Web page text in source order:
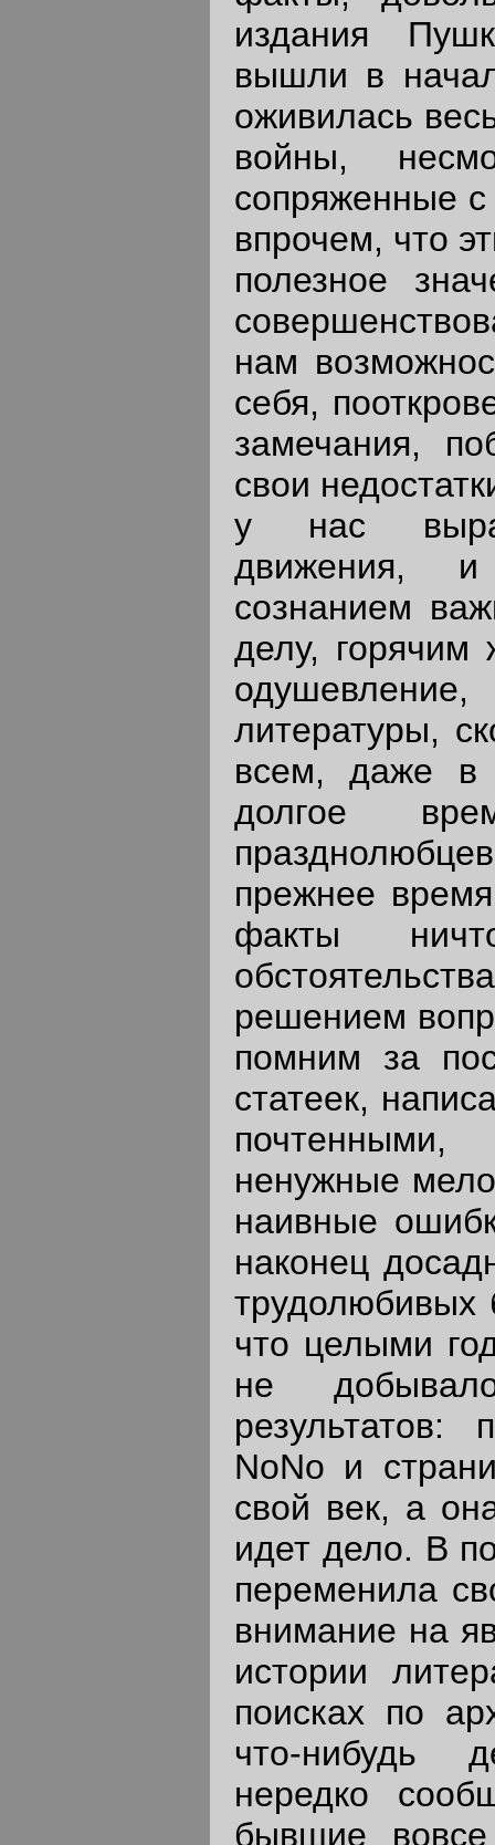
издания
вышли в
оживилась
войны,
сопряженные
впрочем, что
полезное
нам
себя,
замечания,
свои
у нас
движения,
сознанием
делу,
литературы,
всем, даже в
долгое
прежнее
факты
решением
помним за
статеек,
ненужные
наивные
наконец
трудолюбивых
что целыми
не
NoNo и
свой век, а
идет дело. В
переменила
внимание на
истории
поисках по
что-нибудь
нередко
бывшие